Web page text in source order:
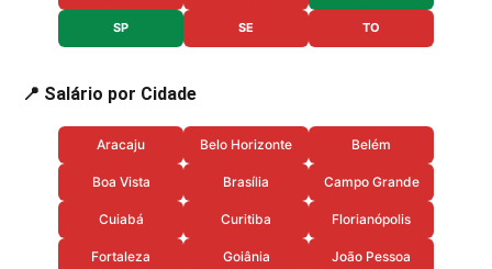
SP SE TO
📍 Salário por Cidade
Aracaju Belo Horizonte Belém
Boa Vista Brasília Campo Grande
Cuiabá Curitiba Florianópolis
Fortaleza Goiânia João Pessoa